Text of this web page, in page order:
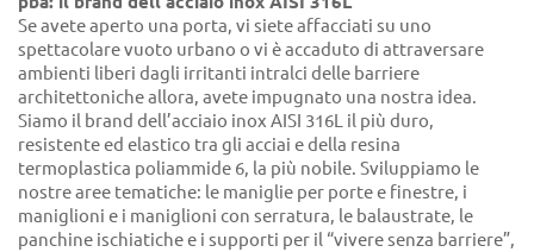
Se avete aperto una porta, vi siete affacciati su uno
spettacolare vuoto urbano o vi è accaduto di attraversare
ambienti liberi dagli irritanti intralci delle barriere
architettoniche allora, avete impugnato una nostra idea.
Siamo il brand dell’acciaio inox AISI 316L il più duro,
resistente ed elastico tra gli acciai e della resina
termoplastica poliammide 6, la più nobile. Sviluppiamo le
nostre aree tematiche: le maniglie per porte e finestre, i
maniglioni e i maniglioni con serratura, le balaustrate, le
panchine ischiatiche e i supporti per il “vivere senza barriere”,